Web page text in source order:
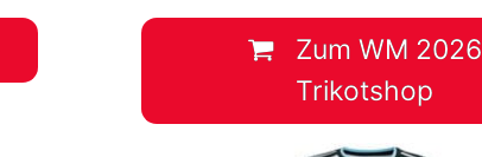
Zum WM 2026
Trikotshop